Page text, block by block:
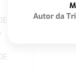
Autor da